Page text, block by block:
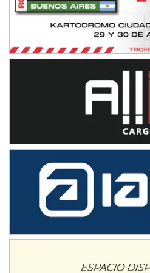
08/09-AGO
IAME SERIES ARGENTINA 6
Baradero (Buenos Aires)
Ciudad de Trenque Lauquen (Asfalto)
Trenque Lauquen (Buenos Aires)
ENTRERRIANO - F6 (POSTERGADA)
Villaguay (Entre Ríos)
VICTORIENSE - F7
El Cerro (Tierra)
Victoria (Entre Ríos)
PATAGONICO - F6
Gral. E. Godoy (Río Negro)